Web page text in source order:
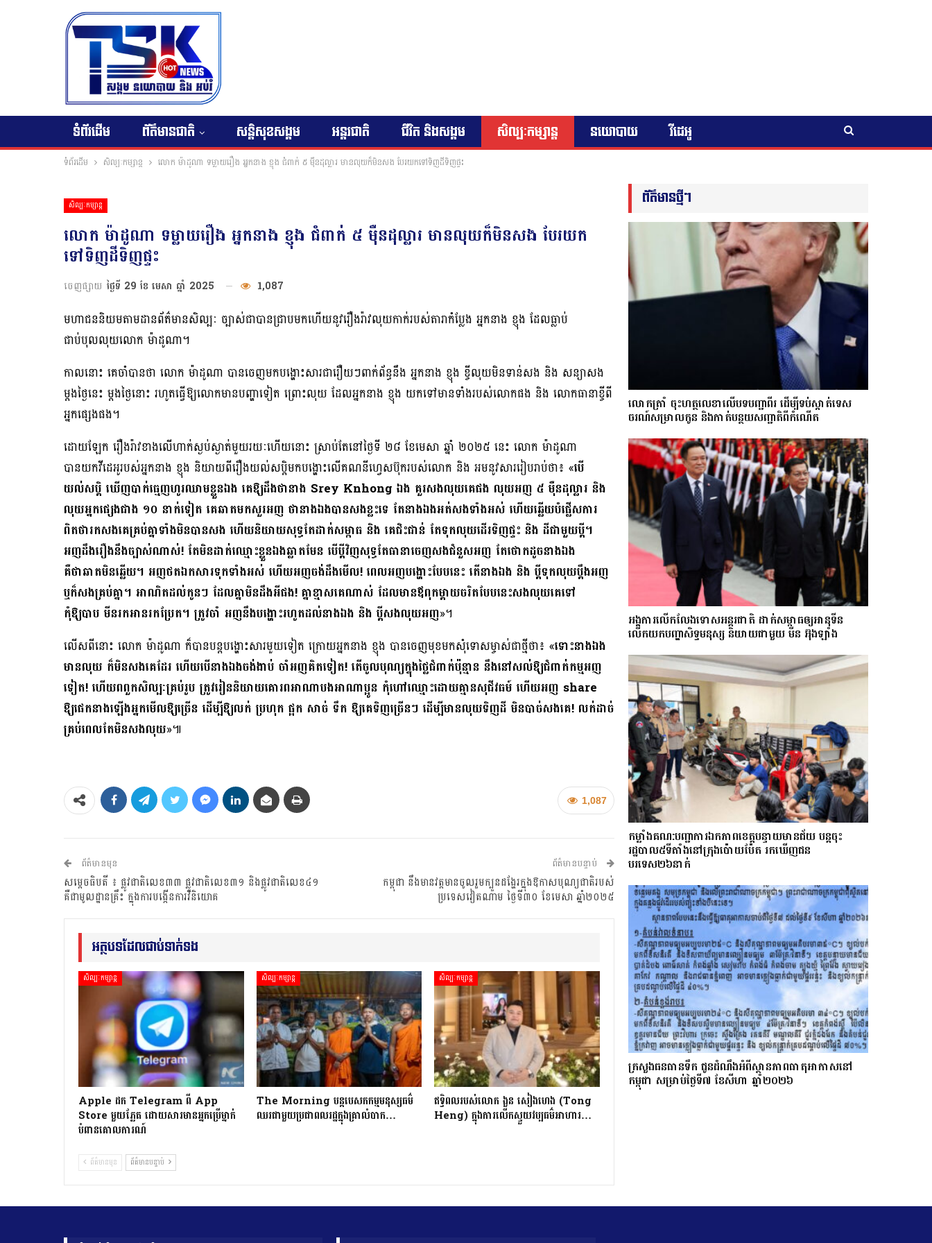
ទំព័រដើម ព័ត៌មានជាតិ សន្តិសុខសង្គម អន្តរជាតិ ជីវិត និងសង្គម សិល្បៈកម្សាន្ត នយោបាយ វីដេអូ
ទំព័រដើម សិល្បៈកម្សាន្ត លោក ម៉ាដូណា ទម្លាយរឿង អ្នកនាង ខ្ញុង ជំពាក់ ៥ ម៉ឺនដុល្លារ មានលុយក៏មិនសង បែរយកទៅទិញដីទិញផ្ទះ
សិល្បៈកម្សាន្ត
លោក ម៉ាដូណា ទម្លាយរឿង អ្នកនាង ខ្ញុង ជំពាក់ ៥ ម៉ឺនដុល្លារ មានលុយក៏មិនសង បែរយក
ទៅទិញដីទិញផ្ទះ
ចេញផ្សាយ ថ្ងៃទី 29 ខែ មេសា ឆ្នាំ 2025 1,087
មហាជននិយមតាមដានព័ត៌មានសិល្បៈ ច្បាស់ជាបានជ្រាបមកហើយនូវរឿងរ៉ាវលុយកាក់របស់តារាកំប្លែង អ្នកនាង ខ្ញុង ដែលធ្លាប់
ជាប់បុលលុយលោក ម៉ាដូណា។
កាលនោះ គេចាំបានថា លោក ម៉ាដូណា បានចេញមកបង្ហោះសារជារឿយៗពាក់ព័ន្ធនឹង អ្នកនាង ខ្ញុង ខ្ចីលុយមិនទាន់សង និង សន្យាសង
ម្តងថ្ងៃនេះ ម្តងថ្ងៃនោះ រហូតធ្វើឱ្យលោកមានបញ្ហាទៀត ព្រោះលុយ ដែលអ្នកនាង ខ្ញុង យកទៅមានទាំងរបស់លោកផង និង លោកធានាខ្ចីពី
អ្នកផ្សេងផង។
ដោយឡែក រឿងរ៉ាវខាងលើហាក់ស្ងប់ស្ងាត់មួយរយៈហើយនោះ ស្រាប់តែនៅថ្ងៃទី ២៨ ខែមេសា ឆ្នាំ ២០២៥ នេះ លោក ម៉ាដូណា
បានយកវីដេអូរបស់អ្នកនាង ខ្ញុង និយាយពីរឿងយល់សប្តិមកបង្ហោះលើគណនីហ្វេសប៊ុករបស់លោក និង អមនូវសាររៀបរាប់ថា៖ «បើ
យល់សប្តិ ឃើញបាក់ធ្មេញហូរឈាមខ្លួនឯង គេឱ្យដឹងថានាង Srey Knhong ឯង គួរសងលុយគេផង លុយអញ ៥ ម៉ឺនដុល្លារ និង
លុយអ្នកផ្សេងជាង ១០ នាក់ទៀត គេឆាតមកសួរអញ ថានាងឯងបានសងខ្លះទេ តែនាងឯងអត់សងទាំងអស់ ហើយឆ្លើយបំផ្លើសការ
ពិតថារកសងគេគ្រប់គ្នាទាំងមិនបានសង ហើយនិយាយសុទ្ធតែដាក់សម្ពាធ និង គេជិះជាន់ តែទុកលុយដើរទិញផ្ទះ និង ដីជាមួយប្តី។
អញដឹងរឿងនឹងច្បាស់ណាស់! តែមិនដាក់ឈ្មោះខ្លួនឯងឆ្លាតមែន បើប្តីវិញសុទ្ធតែធានាចេញសងជំនួសអញ តែថោកដូចនាងឯង
គឺថាឆាតមិនឆ្លើយ។ អញថតឯកសារទុកទាំងអស់ ហើយអញចង់ដឹងមើល! ពេលអញបង្ហោះបែបនេះ តើនាងឯង និង ប្តីទុកលុយប្តឹងអញ
ឬក៏សងគ្រប់គ្នា។ អាណិតដល់កូនៗ ដែលគ្នាមិនដឹងអីផង! គ្នាខ្មាសគេណាស់ ដែលមានឪពុកម្តាយចរិតបែបនេះសងលុយគេទៅ
កុំឱ្យបាប មីនរកអានរកប្រែត។ ត្រូវចាំ អញនឹងបង្ហោះរហូតដល់នាងឯង និង ប្តីសងលុយអញ»។
លើសពីនោះ លោក ម៉ាដូណា ក៏បានបន្តបង្ហោះសារមួយទៀត ក្រោយអ្នកនាង ខ្ញុង បានចេញមុខមកសុំទោសម្ចាស់ជាថ្មីថា៖ «ទោះនាងឯង
មានលុយ ក៏មិនសងគេដែរ ហើយបើនាងឯងចង់ងាប់ ចាំអញគិតទៀត! តើចូលបុណ្យក្នុងថ្លៃជំពាក់ប៉ុន្មាន នឹងនៅសល់ឱ្យជំពាក់កម្មអញ
ទៀត! ហើយពពួកសិល្បៈគ្រប់រូប ត្រូវរៀននិយាយគោរពអាណាបងអាណាប្អូន កុំហៅឈ្មោះដោយគ្មានសុជីវធម៍ ហើយអញ share
ឱ្យផេកនាងឡើងអ្នកមើលឱ្យច្រើន ដើម្បីឱ្យលក់ ប្រហុក ផ្អក សាច់ ទឹក ឱ្យគេទិញច្រើនៗ ដើម្បីមានលុយទិញដី មិនបាច់សងគេ! លក់ដាច់
គ្រប់ពេលតែមិនសងលុយ»៕
1,087
ព័ត៌មានមុន
សម្ដេចធិបតី ៖ ផ្លូវជាតិលេខ៣៣ ផ្លូវជាតិលេខ៣១ និងផ្លូវជាតិលេខ៤១
គឺជាមូលដ្ឋានគ្រឹះ ក្នុងការបង្កើនការវិនិយោគ
ព័ត៌មានបន្ទាប់
កម្ពុជា នឹងមានវត្តមានចូលរួមក្បួនដង្ហែរក្នុងឱកាសបុណ្យជាតិរបស់
ប្រទេសវៀតណាម ថ្ងៃទី៣០ ខែមេសា ឆ្នាំ២០២៥
អត្ថបទដែលជាប់ទាក់ទង
សិល្បៈកម្សាន្ត
Apple ដក Telegram ពី App
Store មួយភ្លែត ដោយសារមានអ្នកប្រើម្នាក់
បំពានគោលការណ៍
សិល្បៈកម្សាន្ត
The Morning បន្តបេសកកម្មមនុស្សធម៌
ឈរជាមួយប្រជាពលរដ្ឋក្នុងគ្រាលំបាក…
សិល្បៈកម្សាន្ត
ឥទ្ធិពលរបស់លោក ងួន សៀងហេង (Tong
Heng) ក្នុងការលើកស្ទួយវប្បធម៌អាហារ…
ព័ត៌មានមុន ព័ត៌មានបន្ទាប់
ព័ត៌មានថ្មីៗ
លោក​ត្រាំ ចុះហត្ថលេខាលើបទបញ្ជាពីរ ដើម្បីទប់ស្កាត់ទេស​
ចរណ៍សម្រាលកូន និងកាត់បន្ថយសញ្ជាតិពីកំណើត
អង្គការលើកលែងទោសអន្តរជាតិ ដាក់សម្ពាធឲ្យអានុទីន
លើកយកបញ្ហាសិទ្ធមនុស្ស និយាយជាមួយ មីន អ៊ុងឡាំង
កម្លាំងគណ:បញ្ជាការឯកភាពខេត្តបន្ទាយមានជ័យ បន្តចុះ
រដ្ឋបាល៥ទីតាំងនៅក្រុងប៉ោយប៉ែត រកឃើញជន
បរទេស២៦នាក់
ក្រសួងធនធានទឹក ជូនដំណឹងអំពីស្ថានភាពធាតុអាកាសនៅ
កម្ពុជា សម្រាប់ថ្ងៃទី៧ ខែសីហា ឆ្នាំ២០២៦